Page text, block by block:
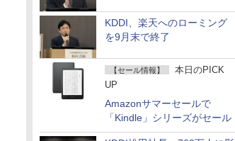
KDDI、楽天へのローミング
を9月末で終了
【セール情報】
本日のPICK
UP
Amazonサマーセールで
「Kindle」シリーズがセール